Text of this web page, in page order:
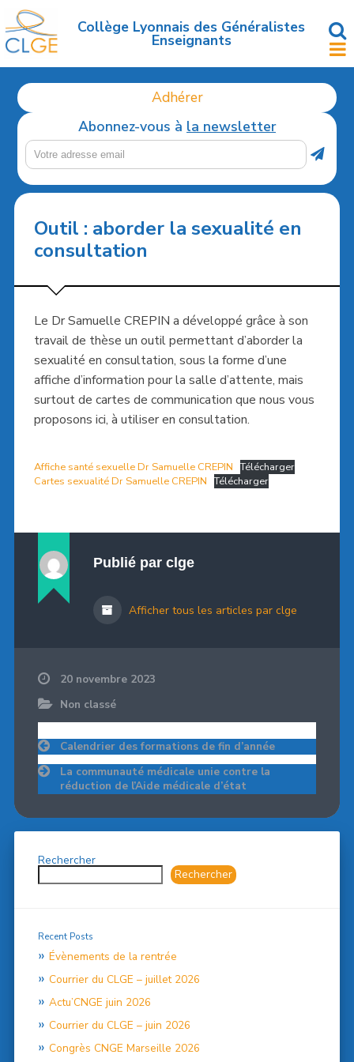
Accéder
au
contenu
Collège Lyonnais des Généralistes
Enseignants
Adhérer
Abonnez-vous à la newsletter
Outil : aborder la sexualité en
consultation
Le Dr Samuelle CREPIN a développé grâce à son
travail de thèse un outil permettant d’aborder la
sexualité en consultation, sous la forme d’une
affiche d’information pour la salle d’attente, mais
surtout de cartes de communication que nous vous
proposons ici, à utiliser en consultation.
Affiche santé sexuelle Dr Samuelle CREPIN Télécharger
Cartes sexualité Dr Samuelle CREPIN Télécharger
Publié par clge
Afficher tous les articles par clge
20 novembre 2023
Non classé
Navigation
de
l’article
Calendrier des formations de fin d’année
La communauté médicale unie contre la
réduction de l’Aide médicale d’état
Rechercher
Rechercher
Recent Posts
Évènements de la rentrée
Courrier du CLGE – juillet 2026
Actu’CNGE juin 2026
Courrier du CLGE – juin 2026
Congrès CNGE Marseille 2026